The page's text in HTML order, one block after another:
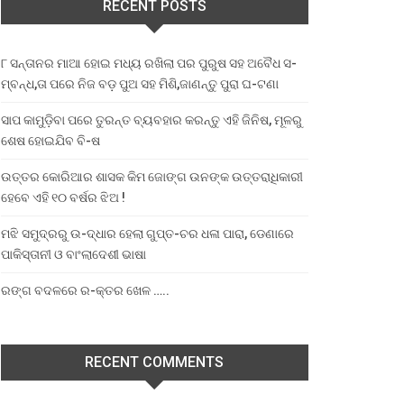
RECENT POSTS
୮ ସନ୍ତାନର ମାଆ ହୋଇ ମଧ୍ୟ ରଖିଲା ପର ପୁରୁଷ ସହ ଅବୈଧ ସ-
ମ୍ବନ୍ଧ,ତା ପରେ ନିଜ ବଡ଼ ପୁଅ ସହ ମିଶି,ଜାଣନ୍ତୁ ପୁରା ଘ-ଟଣା
ସାପ କାମୁଡ଼ିବା ପରେ ତୁରନ୍ତ ବ୍ୟବହାର କରନ୍ତୁ ଏହି ଜିନିଷ, ମୂଳରୁ
ଶେଷ ହୋଇଯିବ ବି-ଷ
ଉତ୍ତର କୋରିଆର ଶାସକ କିମ ଜୋଙ୍ଗ ଉନଙ୍କ ଉତ୍ତରାଧିକାରୀ
ହେବେ ଏହି ୧୦ ବର୍ଷର ଝିଅ !
ମଝି ସମୁଦ୍ରରୁ ଉ-ଦ୍ଧାର ହେଲା ଗୁପ୍ତ-ଚର ଧଳା ପାରା, ଡେଣାରେ
ପାକିସ୍ତାନୀ ଓ ବାଂଲାଦେଶୀ ଭାଷା
ରଙ୍ଗ ବଦଳରେ ର-କ୍ତର ଖେଳ …..
RECENT COMMENTS